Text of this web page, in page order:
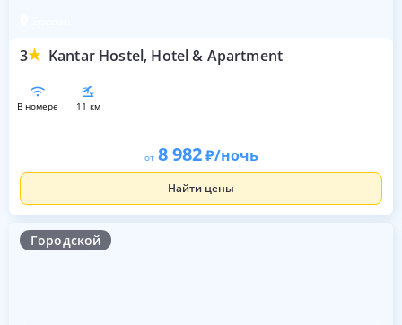
3 Kantar Hostel, Hotel & Apartment
в номере 11 км
от 8 982 /ночь
Найти цены
Городской